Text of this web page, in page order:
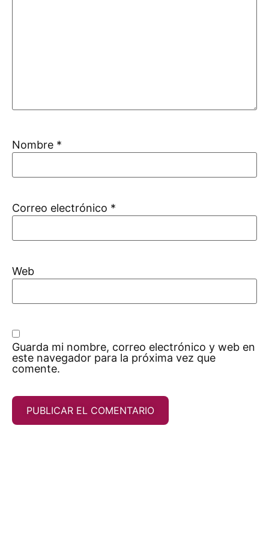
Nombre *
Correo electrónico *
Web
Guarda mi nombre, correo electrónico y web en
este navegador para la próxima vez que
comente.